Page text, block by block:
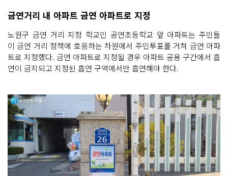
금연거리 내 아파트 금연 아파트로 지정
노원구 금연 거리 지정 학교인 공연초등학교 앞 아파트는 주민들
이 금연 거리 정책에 호응하는 차원에서 주민투표를 거쳐 금연 아파
트로 지정했다. 금연 아파트로 지정될 경우 아파트 공용 구간에서 흡
연이 금지되고 지정된 흡연 구역에서만 흡연해야 한다.